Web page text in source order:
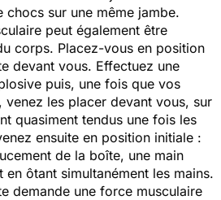
sur une même jambe.
peut également être
corps. Placez-vous en position
devant vous. Effectuez une
puis, une fois que vos
venez les placer devant vous, sur
quasiment tendus une fois les
ensuite en position initiale :
de la boîte, une main
ôtant simultanément les mains.
demande une force musculaire